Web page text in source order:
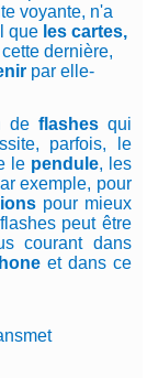
voyante, n'a
que les cartes,
dernière,
par elle-
de flashesqui
parfois, le
le pendule, les
exemple, pour
pour mieux
peut être
courant dans
et dans ce